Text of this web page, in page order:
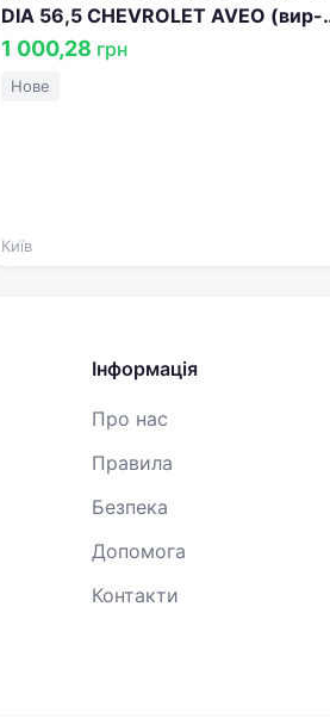
DIA 56,5 CHEVROLET AVEO (вир-
во КрКЗ) 220.3101015.27
1 000,28 грн
Нове
Київ
Інформація
Про нас
Правила
Безпека
Допомога
Контакти